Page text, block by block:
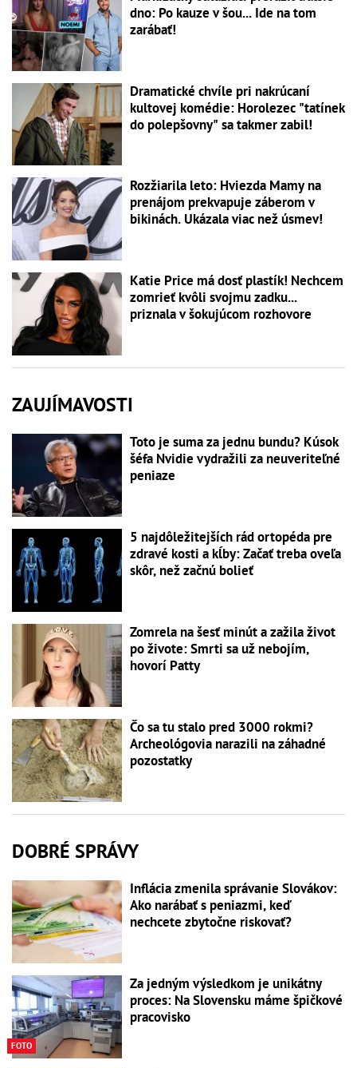
dno: Po kauze v šou... Ide na tom
zarábať!
Dramatické chvíle pri nakrúcaní
kultovej komédie: Horolezec "tatínek
do polepšovny" sa takmer zabil!
Rozžiarila leto: Hviezda Mamy na
prenájom prekvapuje záberom v
bikinách. Ukázala viac než úsmev!
Katie Price má dosť plastík! Nechcem
zomrieť kvôli svojmu zadku...
priznala v šokujúcom rozhovore
ZAUJÍMAVOSTI
Toto je suma za jednu bundu? Kúsok
šéfa Nvidie vydražili za neuveriteľné
peniaze
5 najdôležitejších rád ortopéda pre
zdravé kosti a kĺby: Začať treba oveľa
skôr, než začnú bolieť
Zomrela na šesť minút a zažila život
po živote: Smrti sa už nebojím,
hovorí Patty
Čo sa tu stalo pred 3000 rokmi?
Archeológovia narazili na záhadné
pozostatky
DOBRÉ SPRÁVY
Inflácia zmenila správanie Slovákov:
Ako narábať s peniazmi, keď
nechcete zbytočne riskovať?
FOTO
Za jedným výsledkom je unikátny
proces: Na Slovensku máme špičkové
pracovisko